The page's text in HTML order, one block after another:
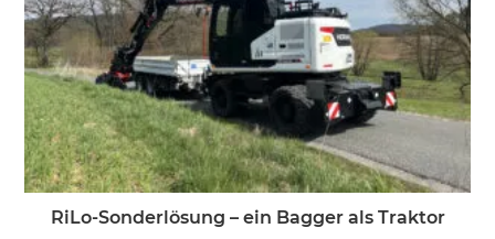
RiLo-Sonderlösung – ein Bagger als Traktor